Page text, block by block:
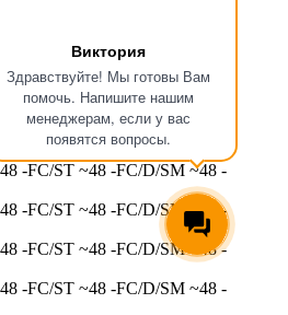
Виктория
Здравствуйте! Мы готовы Вам
помочь. Напишите нашим
менеджерам, если у вас
появятся вопросы.